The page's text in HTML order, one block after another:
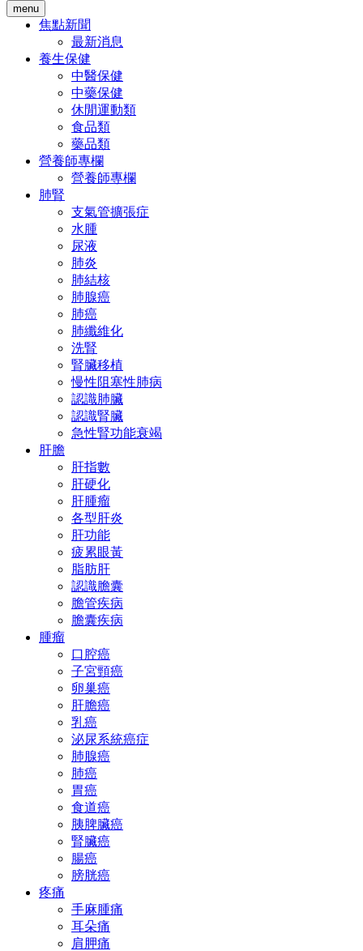
menu
焦點新聞
最新消息
養生保健
中醫保健
中藥保健
休閒運動類
食品類
藥品類
營養師專欄
營養師專欄
肺腎
支氣管擴張症
水腫
尿液
肺炎
肺結核
肺腺癌
肺癌
肺纖維化
洗腎
腎臟移植
慢性阻塞性肺病
認識肺臟
認識腎臟
急性腎功能衰竭
肝膽
肝指數
肝硬化
肝腫瘤
各型肝炎
肝功能
疲累眼黃
脂肪肝
認識膽囊
膽管疾病
膽囊疾病
腫瘤
口腔癌
子宮頸癌
卵巢癌
肝膽癌
乳癌
泌尿系統癌症
肺腺癌
肺癌
胃癌
食道癌
胰脾臟癌
腎臟癌
腸癌
膀胱癌
疼痛
手麻腫痛
耳朵痛
肩胛痛